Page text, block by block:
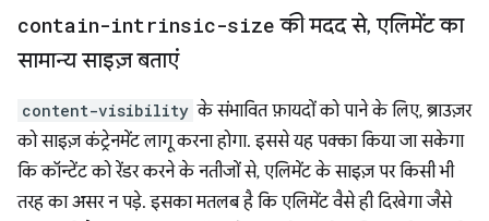
contain-intrinsic-size की मदद से, एलिमेंट का
सामान्य साइज़ बताएं
content-visibility के संभावित फ़ायदों को पाने के लिए, ब्राउज़र
को साइज़ कंट्रेनमेंट लागू करना होगा. इससे यह पक्का किया जा सकेगा
कि कॉन्टेंट को रेंडर करने के नतीजों से, एलिमेंट के साइज़ पर किसी भी
तरह का असर न पड़े. इसका मतलब है कि एलिमेंट वैसे ही दिखेगा जैसे